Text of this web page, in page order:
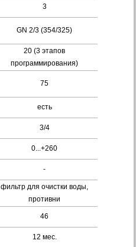
3
GN 2/3 (354/325)
20 (3 этапов
программирования)
75
есть
3/4
0...+260
-
фильтр для очистки воды,
противни
46
12 мес.